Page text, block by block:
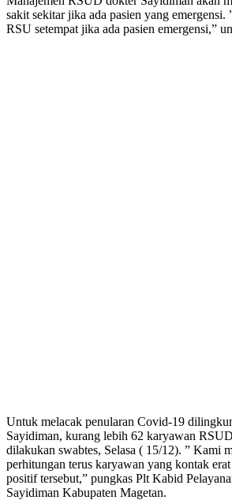
sakit sekitar jika ada pasien yang
RSU setempat jika ada pasien emergensi,”
Untuk melacak penularan Covid-19
Sayidiman, kurang lebih 62 karyawan
dilakukan swabtes, Selasa ( 15/12). ” Kami
perhitungan terus karyawan yang kontak
positif tersebut,” pungkas Plt Kabid
Sayidiman Kabupaten Magetan.